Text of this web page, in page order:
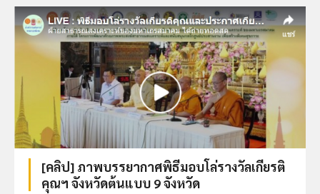
[คลิป] ภาพบรรยากาศพิธีมอบโล่รางวัลเกียรติ
คุณฯ จังหวัดต้นแบบ 9 จังหวัด